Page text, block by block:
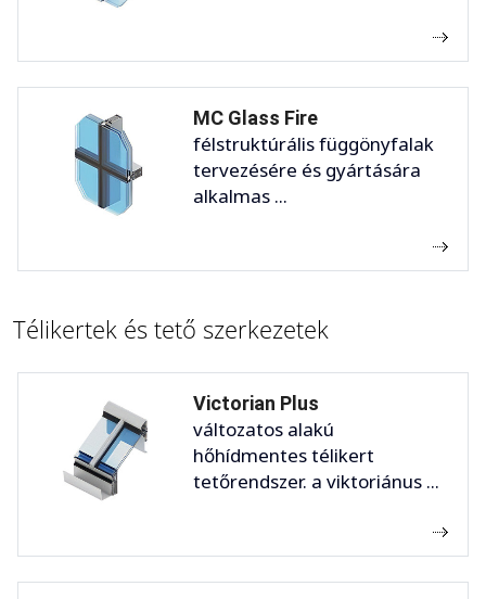
MC Glass Fire
félstruktúrális függönyfalak
tervezésére és gyártására
alkalmas ...
Télikertek és tető szerkezetek
Victorian Plus
változatos alakú
hőhídmentes télikert
tetőrendszer. a viktoriánus ...